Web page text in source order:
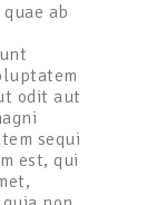
ab
odit aut
sequi
est, qui